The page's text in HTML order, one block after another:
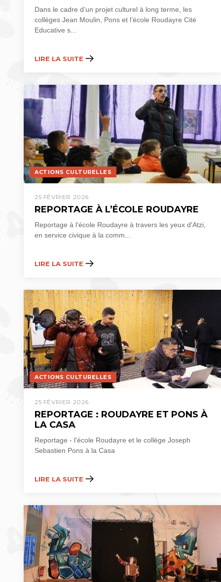
​Dans le cadre d’un projet culturel à long terme, les
collèges Jean Moulin, Pons et l’école Roudayre Cité
Educative s...
LIRE LA SUITE
ACTIONS CULTURELLES
25 FÉVRIER 2026
REPORTAGE À L’ÉCOLE ROUDAYRE
Reportage à l’école Roudayre à travers les yeux d'Atzi,
en service civique à la comm...
LIRE LA SUITE
ACTIONS CULTURELLES
25 FÉVRIER 2026
REPORTAGE : ROUDAYRE ET PONS À
LA CASA
Reportage - l'école Roudayre et le collège Joseph
Sebastien Pons à la Casa
LIRE LA SUITE